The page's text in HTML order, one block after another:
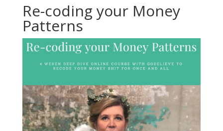
Re-coding your Money
Patterns